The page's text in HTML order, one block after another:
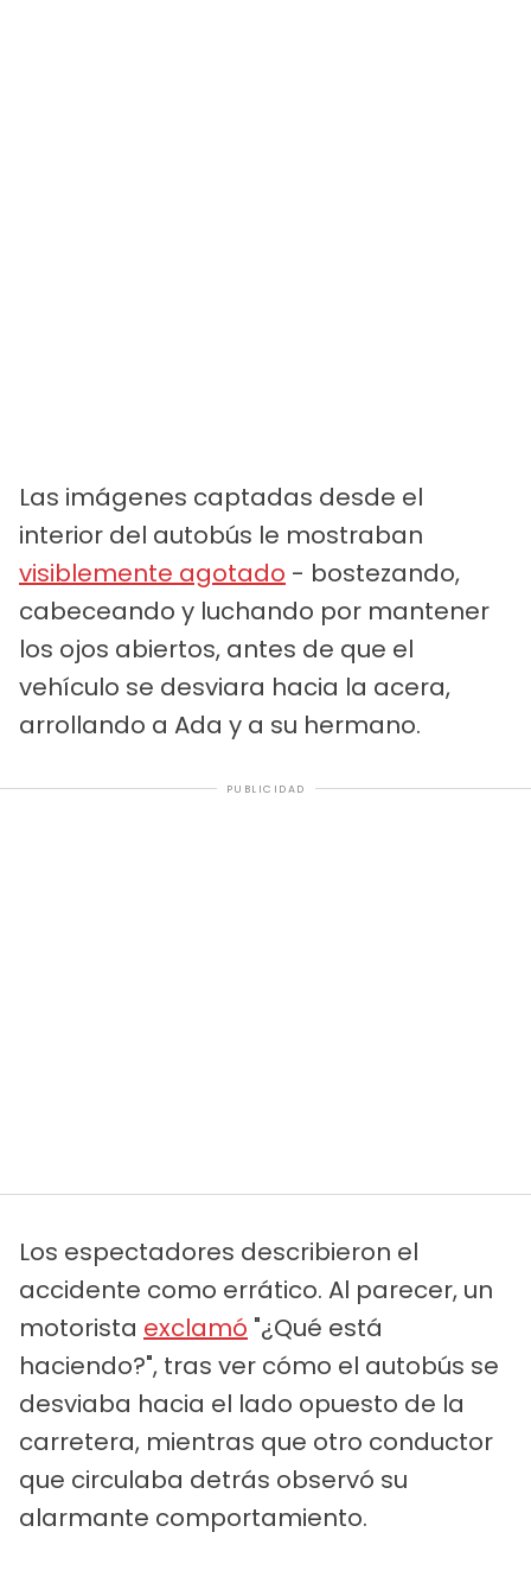
Las imágenes captadas desde el
interior del autobús le mostraban
visiblemente agotado - bostezando,
cabeceando y luchando por mantener
los ojos abiertos, antes de que el
vehículo se desviara hacia la acera,
arrollando a Ada y a su hermano.
PUBLICIDAD
Los espectadores describieron el
accidente como errático. Al parecer, un
motorista exclamó "¿Qué está
haciendo?", tras ver cómo el autobús se
desviaba hacia el lado opuesto de la
carretera, mientras que otro conductor
que circulaba detrás observó su
alarmante comportamiento.